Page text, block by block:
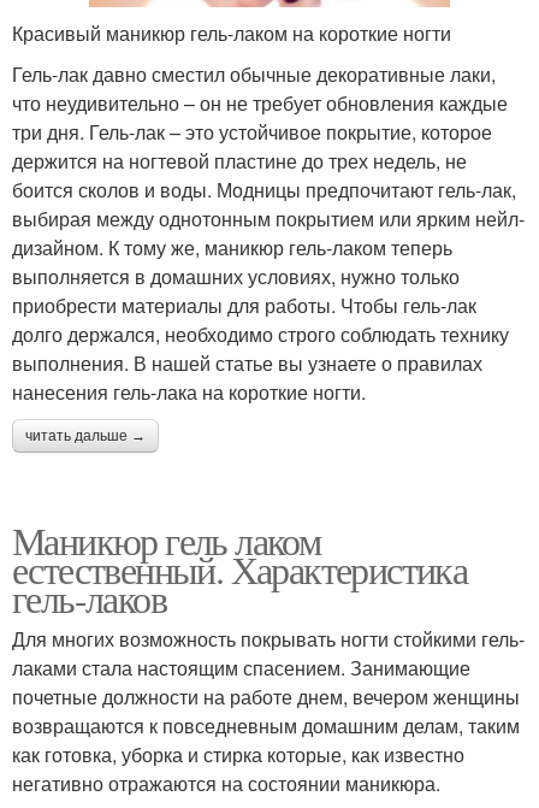
Красивый маникюр гель-лаком на короткие ногти
Гель-лак давно сместил обычные декоративные лаки,
что неудивительно – он не требует обновления каждые
три дня. Гель-лак – это устойчивое покрытие, которое
держится на ногтевой пластине до трех недель, не
боится сколов и воды. Модницы предпочитают гель-лак,
выбирая между однотонным покрытием или ярким нейл-
дизайном. К тому же, маникюр гель-лаком теперь
выполняется в домашних условиях, нужно только
приобрести материалы для работы. Чтобы гель-лак
долго держался, необходимо строго соблюдать технику
выполнения. В нашей статье вы узнаете о правилах
нанесения гель-лака на короткие ногти.
читать дальше →
Маникюр гель лаком
естественный. Характеристика
гель-лаков
Для многих возможность покрывать ногти стойкими гель-
лаками стала настоящим спасением. Занимающие
почетные должности на работе днем, вечером женщины
возвращаются к повседневным домашним делам, таким
как готовка, уборка и стирка которые, как известно
негативно отражаются на состоянии маникюра.